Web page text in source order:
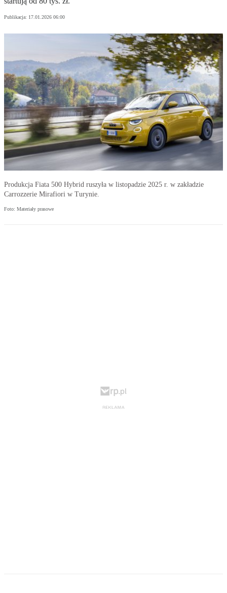
Publikacja: 17.01.2026 06:00
Produkcja Fiata 500 Hybrid ruszyła w listopadzie 2025 r. w zakładzie
Carrozzerie Mirafiori w Turynie.
Foto: Materiały prasowe